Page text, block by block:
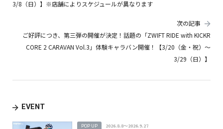
3/8（日）】※店舗によりスケジュールが異なります
次の記事
ご好評につき、第三弾の開催が決定！話題の「ZWIFT RIDE with KICKR
CORE 2 CARAVAN Vol.3」体験キャラバン開催！【3/20（金・祝）～
3/29（日）】
EVENT
POP UP 2026.8.8～2026.9.27